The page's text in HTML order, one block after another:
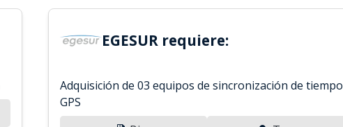
EGESUR requiere:
Adquisición de 03 equipos de sincronización de tiempo
GPS